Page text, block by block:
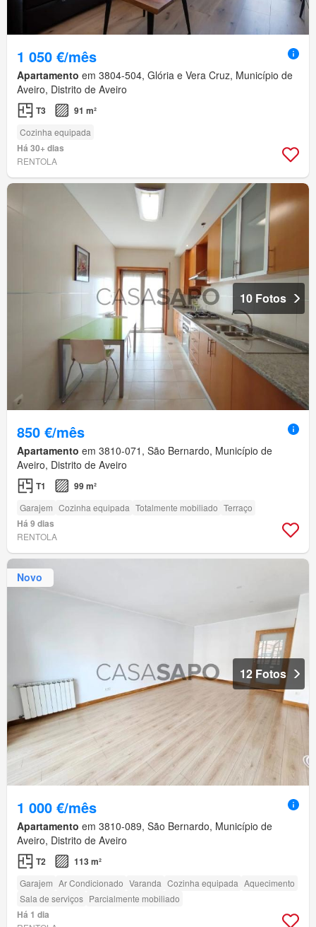
1 050 €/mês
Apartamento em 3804-504, Glória e Vera Cruz, Município de
Aveiro, Distrito de Aveiro
T3 91 m²
Cozinha equipada
Há 30+ dias
RENTOLA
10 Fotos
850 €/mês
Apartamento em 3810-071, São Bernardo, Município de
Aveiro, Distrito de Aveiro
T1 99 m²
Garajem Cozinha equipada Totalmente mobiliado Terraço
Há 9 dias
RENTOLA
Novo
12 Fotos
1 000 €/mês
Apartamento em 3810-089, São Bernardo, Município de
Aveiro, Distrito de Aveiro
T2 113 m²
Garajem Ar Condicionado Varanda Cozinha equipada Aquecimento
Sala de serviços Parcialmente mobiliado
Há 1 dia